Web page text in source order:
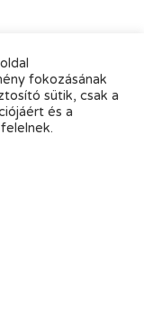
fokozásának
sütik, csak a
és a